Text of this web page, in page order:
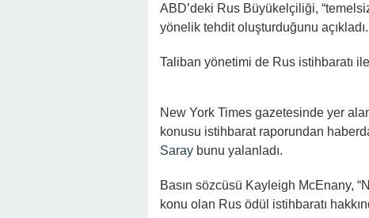
ABD’deki Rus Büyükelçiliği,
yönelik tehdit oluşturduğunu açıkladı.
Taliban yönetimi de Rus istihbaratı
New York Times gazetesinde yer
konusu istihbarat raporundan
Saray bunu yalanladı.
Basın sözcüsü Kayleigh McEnany,
konu olan Rus ödül istihbaratı